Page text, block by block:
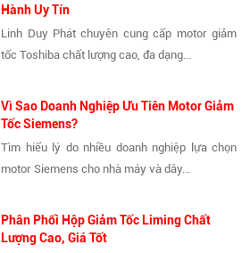
Hành Uy Tín
Linh Duy Phát chuyên cung cấp motor giảm
tốc Toshiba chất lượng cao, đa dạng...
Vì Sao Doanh Nghiệp Ưu Tiên Motor Giảm
Tốc Siemens?
Tìm hiểu lý do nhiều doanh nghiệp lựa chọn
motor Siemens cho nhà máy và dây...
Phân Phối Hộp Giảm Tốc Liming Chất
Lượng Cao, Giá Tốt